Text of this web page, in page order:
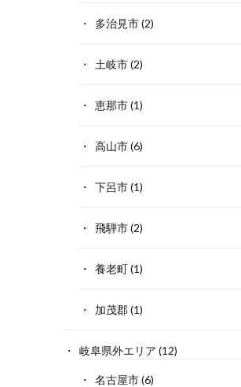
多治見市(2)
土岐市(2)
恵那市(1)
高山市(6)
下呂市(1)
飛騨市(2)
養老町(1)
加茂郡(1)
岐阜県外エリア (12)
名古屋市(6)